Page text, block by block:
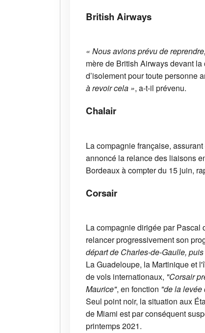
British Airways
« Nous avions prévu de
mère de British Airways devant
d’isolement pour toute personne
à revoir cela », a-t-il prévenu.
Chalair
La compagnie française,
annoncé la relance des liaisons
Bordeaux à compter du 15 juin,
Corsair
La compagnie dirigée par Pascal
relancer progressivement son
départ de Charles-de-Gaulle,
La Guadeloupe, la Martinique et
de vols internationaux, "Corsair
Maurice", en fonction "de la levée
Seul point noir, la situation aux
de Miami est par conséquent
printemps 2021.